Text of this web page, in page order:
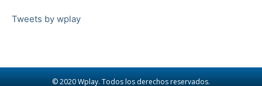
Tweets by wplay
© 2020 Wplay. Todos los derechos reservados.